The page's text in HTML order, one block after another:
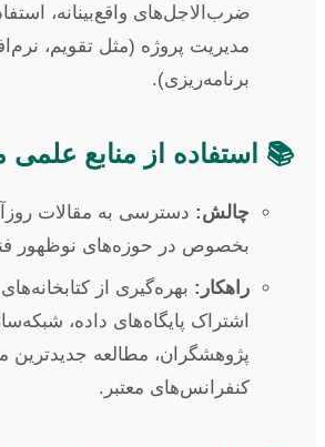
ضرب‌الاجل‌های واقع‌بینانه،
مدیریت پروژه (مثل تقویم،
برنامه‌ریزی).
📚 استفاده از منابع علمی
چالش: دسترسی به مقالات
بخصوص در حوزه‌های نوظهور
راهکار: بهره‌گیری از
اشتراک پایگاه‌های داده،
پژوهشگران، مطالعه جدیدترین
کنفرانس‌های معتبر.